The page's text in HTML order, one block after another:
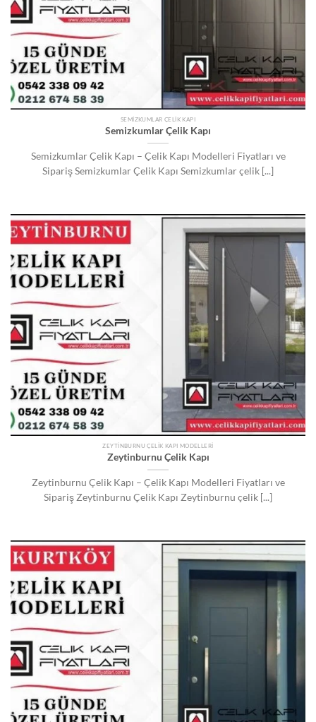
SEMIZKUMLAR ÇELIK KAPI
Semizkumlar Çelik Kapı
Semizkumlar Çelik Kapı – Çelik Kapı Modelleri Fiyatları ve
Sipariş Semizkumlar Çelik Kapı Semizkumlar çelik [...]
ZEYTINBURNU ÇELIK KAPI MODELLERI
Zeytinburnu Çelik Kapı
Zeytinburnu Çelik Kapı – Çelik Kapı Modelleri Fiyatları ve
Sipariş Zeytinburnu Çelik Kapı Zeytinburnu çelik [...]